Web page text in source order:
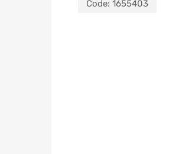
Code: 1655403